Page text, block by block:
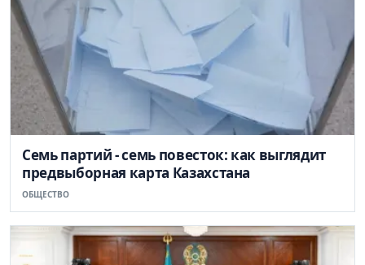
Семь партий - семь повесток: как выглядит
предвыборная карта Казахстана
ОБЩЕСТВО